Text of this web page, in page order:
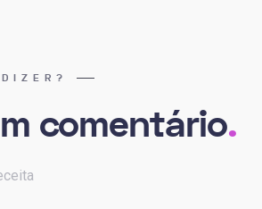
comentário.